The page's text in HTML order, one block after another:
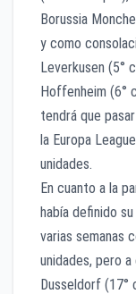
Borussia
y como
Leverkusen (5°
Hoffenheim (6°
tendrá que
la Europa
unidades.
En cuanto a la
había definido
varias semanas
unidades, pero
Dusseldorf (17°